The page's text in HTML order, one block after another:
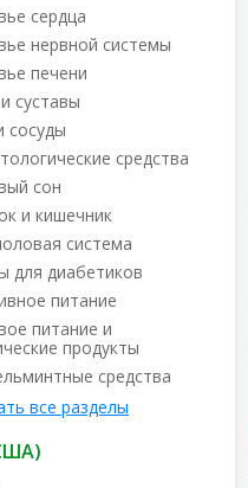
сердца
нервной системы
печени
суставы
сосуды
средства
сон
и кишечник
система
для диабетиков
питание
питание и
продукты
средства
все разделы